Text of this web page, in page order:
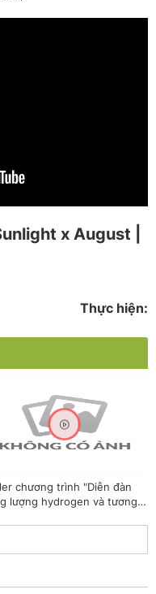
x August |
Thực hiện:
chương trình "Diễn đàn
lượng hydrogen và tương